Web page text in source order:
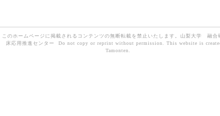
このホームページに掲載されるコンテンツの無断転載を禁止いたします。山梨大学 融合
床応用推進センター Do not copy or reprint without permission. This website is
Tamonten.